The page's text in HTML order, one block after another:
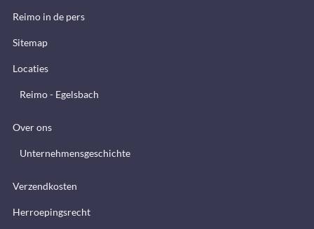
Reimo in de pers
Sitemap
Locaties
Reimo - Egelsbach
Over ons
Unternehmensgeschichte
Verzendkosten
Herroepingsrecht